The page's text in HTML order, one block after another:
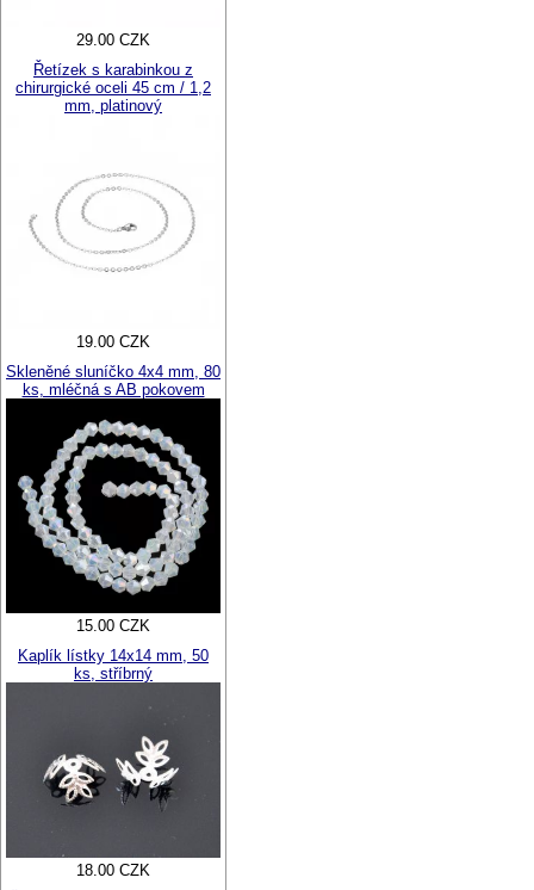
29.00 CZK
Řetízek s karabinkou z
chirurgické oceli 45 cm / 1,2
mm, platinový
19.00 CZK
Skleněné sluníčko 4x4 mm, 80
ks, mléčná s AB pokovem
15.00 CZK
Kaplík lístky 14x14 mm, 50
ks, stříbrný
18.00 CZK